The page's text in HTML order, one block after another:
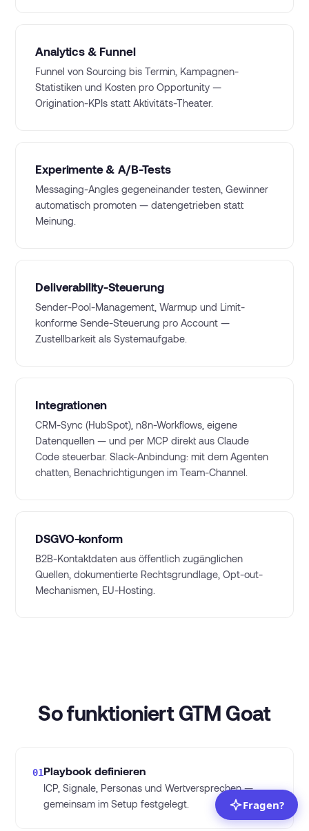
Analytics & Funnel
Funnel von Sourcing bis Termin, Kampagnen-
Statistiken und Kosten pro Opportunity —
Origination-KPIs statt Aktivitäts-Theater.
Experimente & A/B-Tests
Messaging-Angles gegeneinander testen, Gewinner
automatisch promoten — datengetrieben statt
Meinung.
Deliverability-Steuerung
Sender-Pool-Management, Warmup und Limit-
konforme Sende-Steuerung pro Account —
Zustellbarkeit als Systemaufgabe.
Integrationen
CRM-Sync (HubSpot), n8n-Workflows, eigene
Datenquellen — und per MCP direkt aus Claude
Code steuerbar. Slack-Anbindung: mit dem Agenten
chatten, Benachrichtigungen im Team-Channel.
DSGVO-konform
B2B-Kontaktdaten aus öffentlich zugänglichen
Quellen, dokumentierte Rechtsgrundlage, Opt-out-
Mechanismen, EU-Hosting.
So funktioniert GTM Goat
01Playbook definieren
ICP, Signale, Personas und Wertversprechen —
gemeinsam im Setup festgelegt.